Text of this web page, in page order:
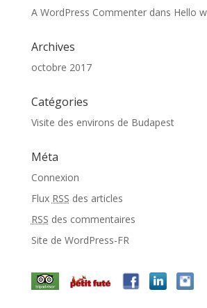
A WordPress Commenterdans Hello
Archives
octobre 2017
Catégories
Visite des environs de Budapest
Méta
Connexion
Flux RSS des articles
RSS des commentaires
Site de WordPress-FR